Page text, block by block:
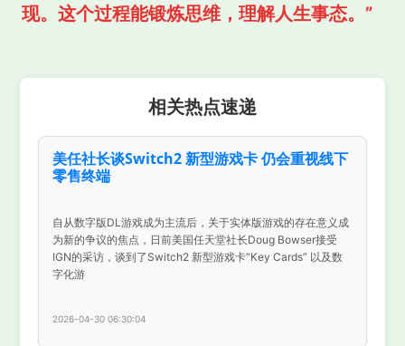
现。这个过程能锻炼思维，理解人生事态。”
相关热点速递
美任社长谈Switch2 新型游戏卡 仍会重视线下
零售终端
自从数字版DL游戏成为主流后，关于实体版游戏的存在意义成
为新的争议的焦点，日前美国任天堂社长Doug Bowser接受
IGN的采访，谈到了Switch2 新型游戏卡“Key Cards” 以及数
字化游
2026-04-30 06:30:04